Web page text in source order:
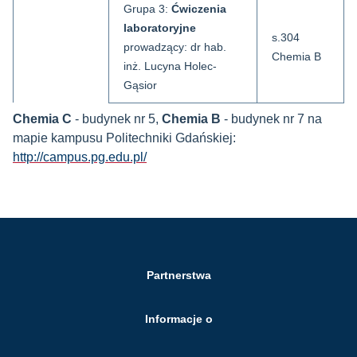
Grupa 3: Ćwiczenia
laboratoryjne
prowadzący: dr hab.
inż. Lucyna Holec-
Gąsior
s.304
Chemia B
Chemia C - budynek nr 5, Chemia B - budynek nr 7 na
mapie kampusu Politechniki Gdańskiej:
http://campus.pg.edu.pl/
Partnerstwa
Informacje o